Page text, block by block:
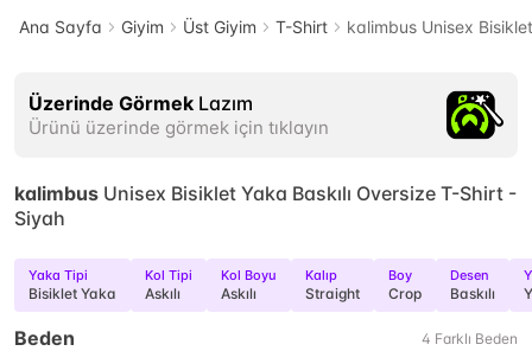
Ana Sayfa Giyim Üst Giyim T-Shirt kalimbus Unisex
Üzerinde Görmek Lazım
Ürünü üzerinde görmek için tıklayın
kalimbus Unisex Bisiklet Yaka Baskılı Oversize T-Shirt -
Siyah
Yaka Tipi
Bisiklet Yaka
Kol Tipi
Askılı
Kol Boyu
Askılı
Kalıp
Straight
Boy
Crop
Desen
Baskılı
Beden 4 Farklı Beden